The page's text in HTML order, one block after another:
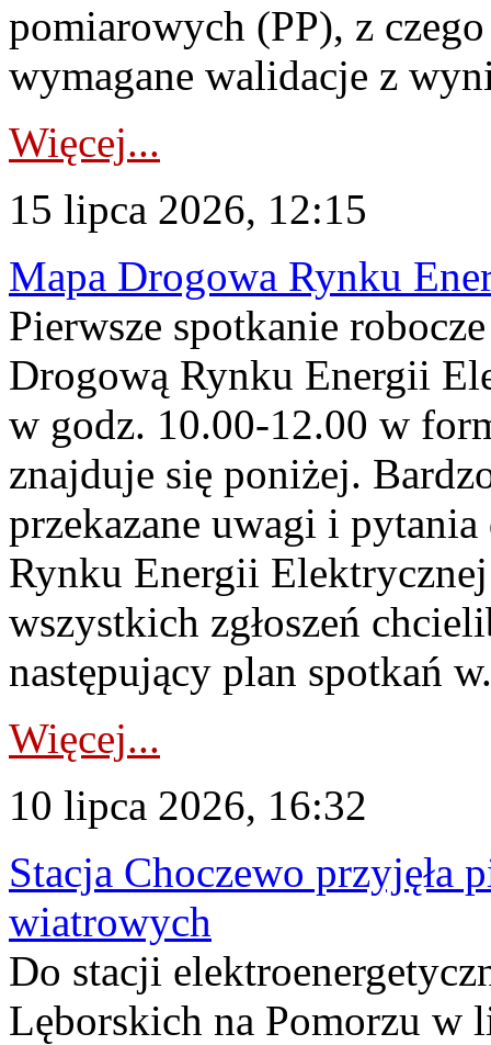
pomiarowych (PP), z
wymagane walidacje z
Więcej...
15 lipca 2026, 12:15
Mapa Drogowa Rynku
Pierwsze spotkanie
Drogową Rynku Energii
w godz. 10.00-12.00 w
znajduje się poniżej.
przekazane uwagi i
Rynku Energii
wszystkich zgłoszeń
następujący plan spotkań
Więcej...
10 lipca 2026, 16:32
Stacja Choczewo przyjęła
wiatrowych
Do stacji
Lęborskich na Pomorzu w